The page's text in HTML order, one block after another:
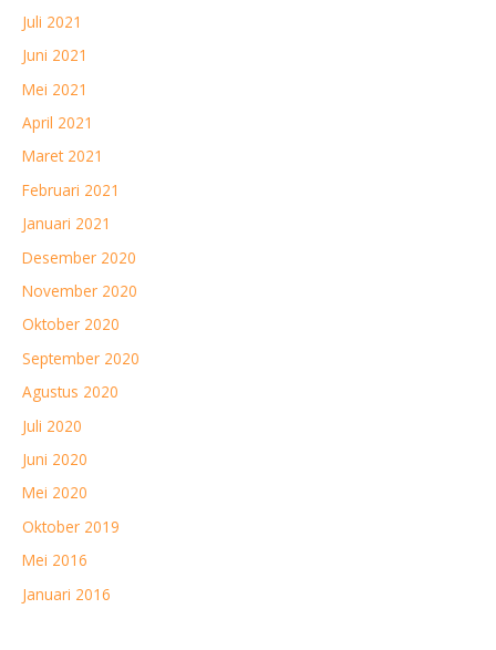
Juli 2021
Juni 2021
Mei 2021
April 2021
Maret 2021
Februari 2021
Januari 2021
Desember 2020
November 2020
Oktober 2020
September 2020
Agustus 2020
Juli 2020
Juni 2020
Mei 2020
Oktober 2019
Mei 2016
Januari 2016